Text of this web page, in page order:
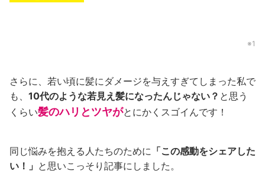
※1
さらに、若い頃に髪にダメージを与えすぎてしまった私で
も、 10代のような若見え髪になったんじゃない？ と思う
くらい髪のハリとツヤがとにかくスゴイんです！
同じ悩みを抱える人たちのために 「この感動をシェアした
い！」 と思いこっそり記事にしました。